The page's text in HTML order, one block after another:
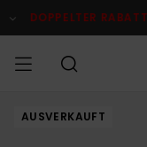
Produktinformation
DOPPELTER RABATT -
MÄNNER
AUSVERKAUFT